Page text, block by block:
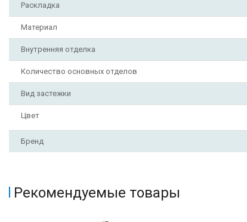
Раскладка
Материал
Внутренняя отделка
Количество основных отделов
Вид застежки
Цвет
Бренд
Рекомендуемые товары